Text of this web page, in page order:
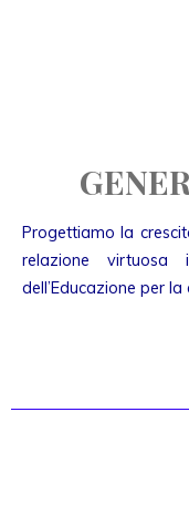
Progettiamo la
relazione virtuosa
dell’Educazione per